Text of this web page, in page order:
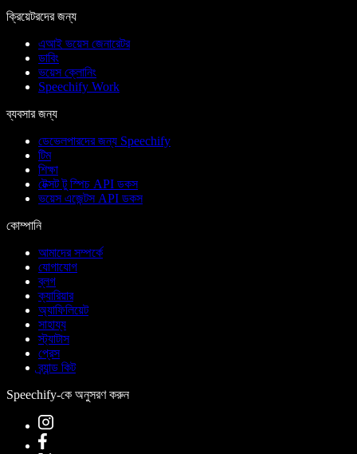
ক্রিয়েটরদের জন্য
এআই ভয়েস জেনারেটর
ডাবিং
ভয়েস ক্লোনিং
Speechify Work
ব্যবসার জন্য
ডেভেলপারদের জন্য Speechify
টিম
শিক্ষা
টেক্সট টু স্পিচ API ডকস
ভয়েস এজেন্টস API ডকস
কোম্পানি
আমাদের সম্পর্কে
যোগাযোগ
ব্লগ
ক্যারিয়ার
অ্যাফিলিয়েট
সাহায্য
স্ট্যাটাস
প্রেস
ব্র্যান্ড কিট
Speechify-কে অনুসরণ করুন